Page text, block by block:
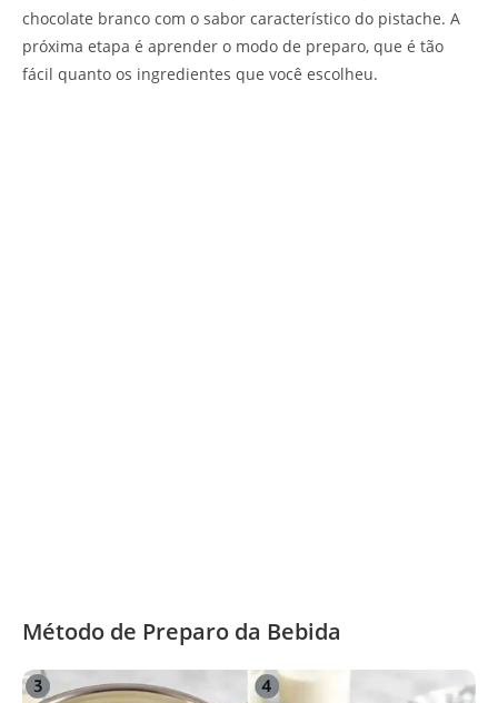
chocolate branco com o sabor característico do pistache. A
próxima etapa é aprender o modo de preparo, que é tão
fácil quanto os ingredientes que você escolheu.
Método de Preparo da Bebida